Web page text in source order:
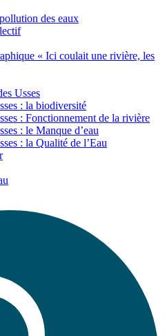
des eaux
« Ici coulait une rivière, les
Usses
: la biodiversité
: Fonctionnement de la rivière
: le Manque d’eau
: la Qualité de l’Eau